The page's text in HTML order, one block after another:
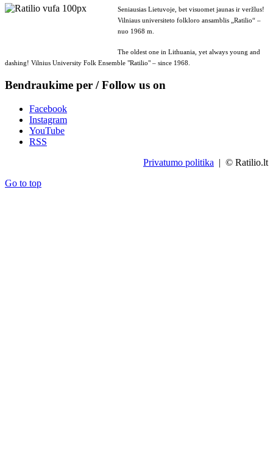
Seniausias Lietuvoje, bet visuomet jaunas ir veržlus!
Vilniaus universiteto folkloro ansamblis „Ratilio“ –
nuo 1968 m.
The oldest one in Lithuania, yet always young and
dashing! Vilnius University Folk Ensemble "Ratilio" – since 1968.
Bendraukime per / Follow us on
Facebook
Instagram
YouTube
RSS
Privatumo politika | © Ratilio.lt
Go to top